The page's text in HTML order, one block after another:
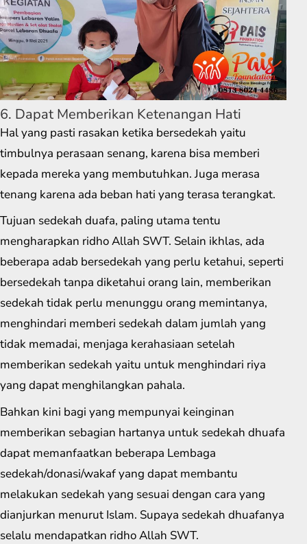
6. Dapat Memberikan Ketenangan Hati
Hal yang pasti rasakan ketika bersedekah yaitu
timbulnya perasaan senang, karena bisa memberi
kepada mereka yang membutuhkan. Juga merasa
tenang karena ada beban hati yang terasa terangkat.
Tujuan sedekah duafa, paling utama tentu
mengharapkan ridho Allah SWT. Selain ikhlas, ada
beberapa adab bersedekah yang perlu ketahui, seperti
bersedekah tanpa diketahui orang lain, memberikan
sedekah tidak perlu menunggu orang memintanya,
menghindari memberi sedekah dalam jumlah yang
tidak memadai, menjaga kerahasiaan setelah
memberikan sedekah yaitu untuk menghindari riya
yang dapat menghilangkan pahala.
Bahkan kini bagi yang mempunyai keinginan
memberikan sebagian hartanya untuk sedekah dhuafa
dapat memanfaatkan beberapa Lembaga
sedekah/donasi/wakaf yang dapat membantu
melakukan sedekah yang sesuai dengan cara yang
dianjurkan menurut Islam. Supaya sedekah dhuafanya
selalu mendapatkan ridho Allah SWT.